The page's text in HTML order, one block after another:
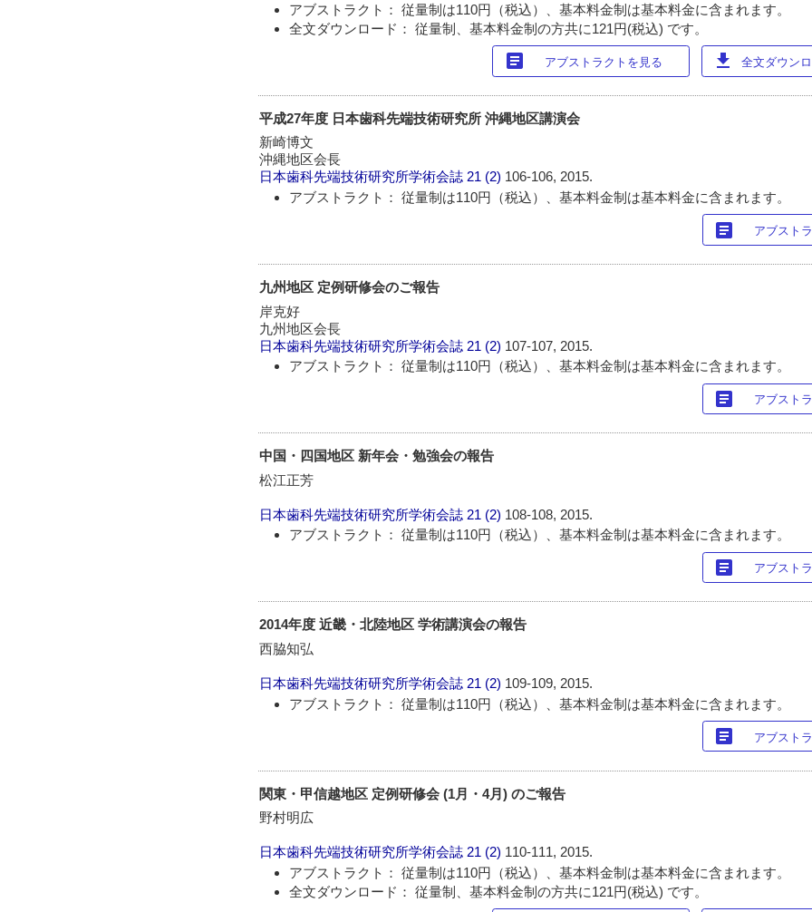
アブストラクト： 従量制は110円（税込）、基本料金制は基本料金に含まれます。
全文ダウンロード： 従量制、基本料金制の方共に121円(税込) です。
article アブストラクトを見る download 全文ダウン
平成27年度 日本歯科先端技術研究所 沖縄地区講演会
新崎博文
沖縄地区会長
日本歯科先端技術研究所学術会誌 21 (2) 106-106, 2015.
アブストラクト： 従量制は110円（税込）、基本料金制は基本料金に含まれます。
article アブスト
九州地区 定例研修会のご報告
岸克好
九州地区会長
日本歯科先端技術研究所学術会誌 21 (2) 107-107, 2015.
アブストラクト： 従量制は110円（税込）、基本料金制は基本料金に含まれます。
article アブスト
中国・四国地区 新年会・勉強会の報告
松江正芳
日本歯科先端技術研究所学術会誌 21 (2) 108-108, 2015.
アブストラクト： 従量制は110円（税込）、基本料金制は基本料金に含まれます。
article アブスト
2014年度 近畿・北陸地区 学術講演会の報告
西脇知弘
日本歯科先端技術研究所学術会誌 21 (2) 109-109, 2015.
アブストラクト： 従量制は110円（税込）、基本料金制は基本料金に含まれます。
article アブスト
関東・甲信越地区 定例研修会 (1月・4月) のご報告
野村明広
日本歯科先端技術研究所学術会誌 21 (2) 110-111, 2015.
アブストラクト： 従量制は110円（税込）、基本料金制は基本料金に含まれます。
全文ダウンロード： 従量制、基本料金制の方共に121円(税込) です。